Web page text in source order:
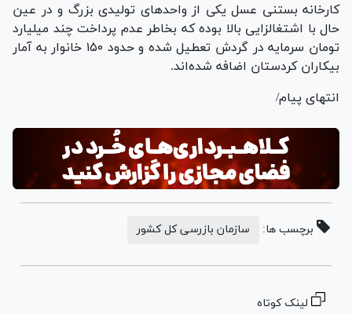
کارخانه بستنی عسل یکی از واحدهای تولیدی بزرگ و در عین
حال با اشتغالزایی بالا بوده که بخاطر عدم پرداخت چند میلیارد
تومان سرمایه در گردش تعطیل شده و حدود ۱۵۰ خانوار به آمار
بیکاران کردستان اضافه شده‌اند.
انتهای پیام/
برچسب ها: سازمان بازرسی کل کشور
لینک کوتاه